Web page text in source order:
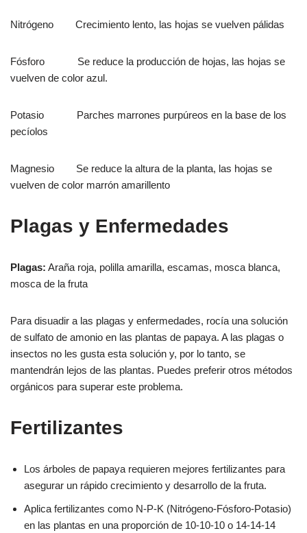
Nitrógeno Crecimiento lento, las hojas se vuelven pálidas
Fósforo Se reduce la producción de hojas, las hojas se
vuelven de color azul.
Potasio Parches marrones purpúreos en la base de los
pecíolos
Magnesio Se reduce la altura de la planta, las hojas se
vuelven de color marrón amarillento
Plagas y Enfermedades
Plagas: Araña roja, polilla amarilla, escamas, mosca blanca,
mosca de la fruta
Para disuadir a las plagas y enfermedades, rocía una solución
de sulfato de amonio en las plantas de papaya. A las plagas o
insectos no les gusta esta solución y, por lo tanto, se
mantendrán lejos de las plantas. Puedes preferir otros métodos
orgánicos para superar este problema.
Fertilizantes
Los árboles de papaya requieren mejores fertilizantes para
asegurar un rápido crecimiento y desarrollo de la fruta.
Aplica fertilizantes como N-P-K (Nitrógeno-Fósforo-Potasio)
en las plantas en una proporción de 10-10-10 o 14-14-14